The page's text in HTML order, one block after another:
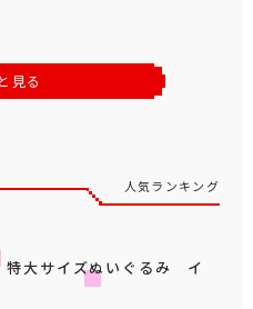
見る
人気ランキング
大サイズぬいぐるみ イ